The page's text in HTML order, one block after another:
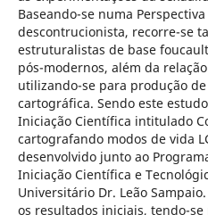
Baseando-se numa
descontrucionista, recorre-se
estruturalistas de base
pós-modernos, além da
utilizando-se para produção
cartográfica. Sendo este
Iniciação Científica intitulado
cartografando modos de vida
desenvolvido junto ao
Iniciação Científica e
Universitário Dr. Leão
os resultados iniciais, tendo-